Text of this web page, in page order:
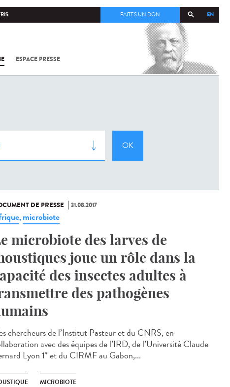
EN
FAITES UN DON
ESPACE PRESSE
COV-2 /
DE PRESSE 31.08.2017
, microbiote
microbiote des larves de
joue un rôle dans la
des insectes adultes à
des pathogènes
chercheurs de l’Institut Pasteur et du CNRS, en
avec des équipes de l’IRD, de l’Université Claude
Lyon 1* et du CIRMF au Gabon,...
MICROBIOTE